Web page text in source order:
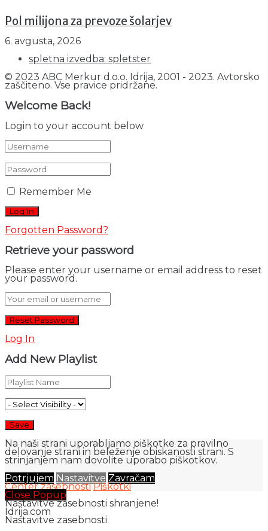
Pol milijona za prevoze šolarjev
6. avgusta, 2026
spletna izvedba: spletster
© 2023 ABC Merkur d.o.o. Idrija, 2001 - 2023. Avtorsko
zaščiteno. Vse pravice pridržane.
Welcome Back!
Login to your account below
Remember Me
Forgotten Password?
Retrieve your password
Please enter your username or email address to reset
your password.
Log In
Add New Playlist
Na naši strani uporabljamo piškotke za pravilno
delovanje strani in beleženje obiskanosti strani. S
strinjanjem nam dovolite uporabo piškotkov.
Potrjujem Nastavitve Zavračam
Center zasebnosti Piškotki
Close Popup
Nastavitve zasebnosti shranjene!
Idrija.com
Nastavitve zasebnosti